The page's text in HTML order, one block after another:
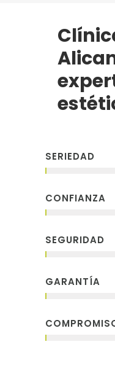
SERIEDAD
CONFIANZA
SEGURIDAD
GARANTÍA